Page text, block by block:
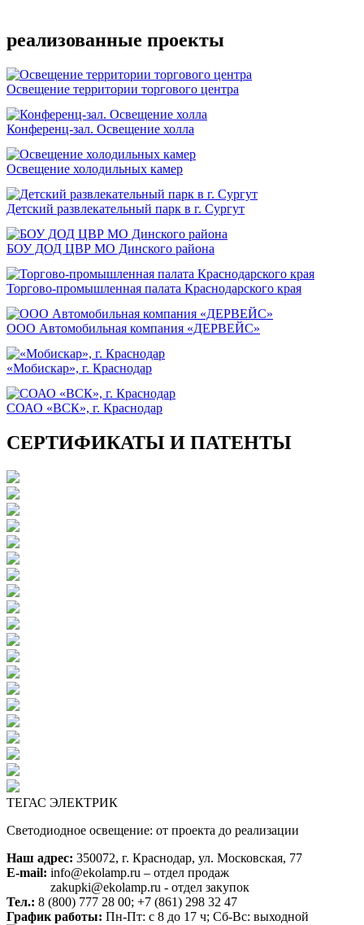
реализованные проекты
Освещение территории торгового центра
Конференц-зал. Освещение холла
Освещение холодильных камер
Детский развлекательный парк в г. Сургут
БОУ ДОД ЦВР МО Динского района
Торгово-промышленная палата Краснодарского края
ООО Автомобильная компания «ДЕРВЕЙС»
«Мобискар», г. Краснодар
СОАО «ВСК», г. Краснодар
СЕРТИФИКАТЫ И ПАТЕНТЫ
ТЕГАС ЭЛЕКТРИК
Светодиодное освещение: от проекта до реализации
Наш адрес: 350072, г. Краснодар, ул. Московская, 77
E-mail: info@ekolamp.ru – отдел продаж
zakupki@ekolamp.ru - отдел закупок
Тел.: 8 (800) 777 28 00; +7 (861) 298 32 47
График работы: Пн-Пт: с 8 до 17 ч; Сб-Вс: выходной